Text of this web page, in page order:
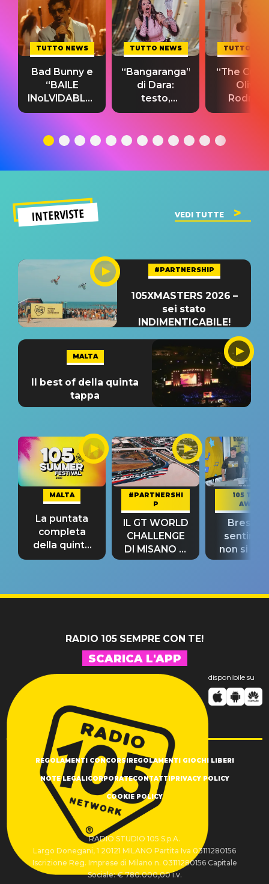
TUTTO NEWS
Bad Bunny e
“BAILE
INoLVIDABLE”:
testo,
significato
TUTTO NEWS
“Bangaranga”
di Dara:
testo,
traduzione e
del singolo
TUTTO
“The
Olivia
testo,
INTERVISTE VEDI TUTTE
#PARTNERSHIP
105XMASTERS 2026 –
sei stato
INDIMENTICABILE!
MALTA
Il best of della quinta
tappa
MALTA
La puntata
completa
della quinta
tappa
#PARTNERSHI
P
IL GT WORLD
CHALLENGE
DI MISANO si
riconferma
105 TAKE
AWAY
Bresh:
non si
fino alla
RADIO 105 SEMPRE CON TE!
SCARICA L'APP
disponibile su
REGOLAMENTI CONCORSIREGOLAMENTI GIOCHI LIBERI
NOTE LEGALICORPORATECONTATTIPRIVACY POLICY
COOKIE POLICY
RADIO STUDIO 105 S.p.A.
Largo Donegani, 1 20121 MILANO Partita Iva 03111280156
Iscrizione Reg. Imprese di Milano n. 03111280156 Capitale
Sociale: € 780.000,00 i.v.